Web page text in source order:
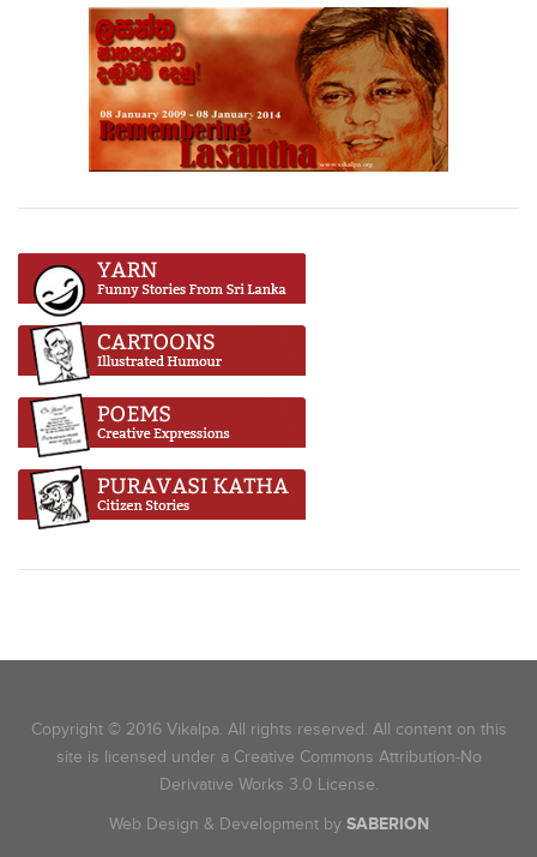
Copyright © 2016 Vikalpa. All rights reserved. All content on this
site is licensed under a Creative Commons Attribution-No
Derivative Works 3.0 License.
Web Design & Development by SABERION